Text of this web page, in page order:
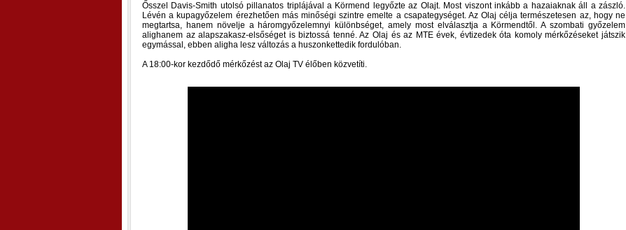
Ősszel Davis-Smith utolsó pillanatos triplájával a Körmend legyőzte az Olajt. Most viszont inkább a hazaiaknak áll a zászló.
Lévén a kupagyőzelem érezhetően más minőségi szintre emelte a csapategységet. Az Olaj célja természetesen az, hogy ne
megtartsa, hanem növelje a háromgyőzelemnyi különbséget, amely most elválasztja a Körmendtől. A szombati győzelem
alighanem az alapszakasz-elsőséget is biztossá tenné. Az Olaj és az MTE évek, évtizedek óta komoly mérkőzéseket játszik
egymással, ebben aligha lesz változás a huszonkettedik fordulóban.
A 18:00-kor kezdődő mérkőzést az Olaj TV élőben közvetíti.